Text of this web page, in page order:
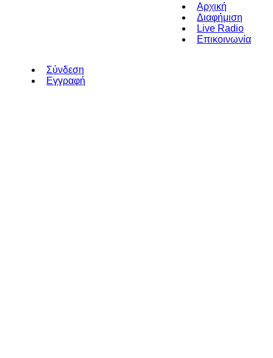
Αρχική
Διαφήμιση
Live Radio
Επικοινωνία
Σύνδεση
Εγγραφή